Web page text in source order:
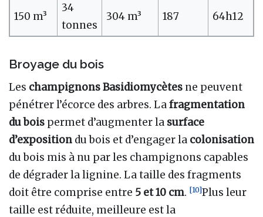
150 m³
34
tonnes
304 m³ 187 64h12
Broyage du bois
Les champignons Basidiomycètes ne peuvent
pénétrer l’écorce des arbres. Lafragmentation
du bois permet d’augmenter la surface
d’exposition du bois et d’engager la colonisation
du bois mis à nu par les champignons capables
de dégrader la lignine. La taille des fragments
doit être comprise entre 5 et 10 cm. [10]Plus leur
taille est réduite, meilleure est la